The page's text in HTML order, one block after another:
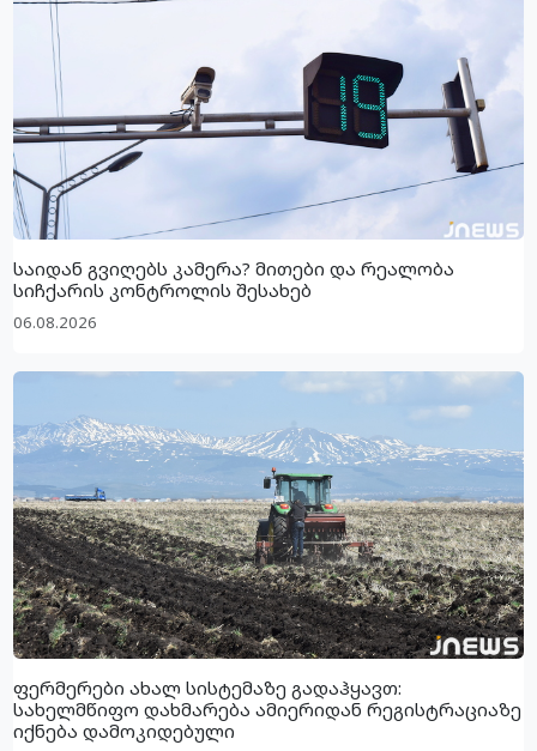
საიდან გვიღებს კამერა? მითები და რეალობა
სიჩქარის კონტროლის შესახებ
06.08.2026
ფერმერები ახალ სისტემაზე გადაჰყავთ:
სახელმწიფო დახმარება ამიერიდან რეგისტრაციაზე
იქნება დამოკიდებული